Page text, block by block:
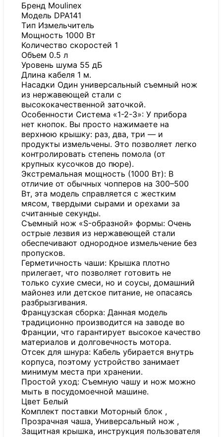
Бренд Moulinex
Модель DPA141
Tип Измельчитель
Мощность 1000 Вт
Количество скоростей 1
Объем 0.5 л
Уровень шума 55 дБ
Длина кабеля 1 м.
Насадки Один универсальный съемный нож
из нержавеющей стали с
высококачественной заточкой.
Особенности Система «1-2-3»: У прибора
нет кнопок. Вы просто нажимаете на
верхнюю крышку: раз, два, три — и
продукты измельчены. Это позволяет легко
контролировать степень помола (от
крупных кусочков до пюре).
Экстремальная мощность (1000 Вт): В
отличие от обычных чопперов на 300–500
Вт, эта модель справляется с жестким
мясом, твердыми сырами и орехами за
считанные секунды.
Съемный нож «S-образной» формы: Очень
острые лезвия из нержавеющей стали
обеспечивают однородное измельчение без
пропусков.
Герметичность чаши: Крышка плотно
прилегает, что позволяет готовить не
только сухие смеси, но и соусы, домашний
майонез или детское питание, не опасаясь
разбрызгивания.
Французская сборка: Данная модель
традиционно производится на заводе во
Франции, что гарантирует высокое качество
материалов и долговечность мотора.
Отсек для шнура: Кабель убирается внутрь
корпуса, поэтому устройство занимает
минимум места при хранении.
Простой уход: Съемную чашу и нож можно
мыть в посудомоечной машине.
Цвет Белый
Комплект поставки Моторный блок ,
Прозрачная чаша, Универсальный нож ,
Защитная крышка, инструкция пользователя